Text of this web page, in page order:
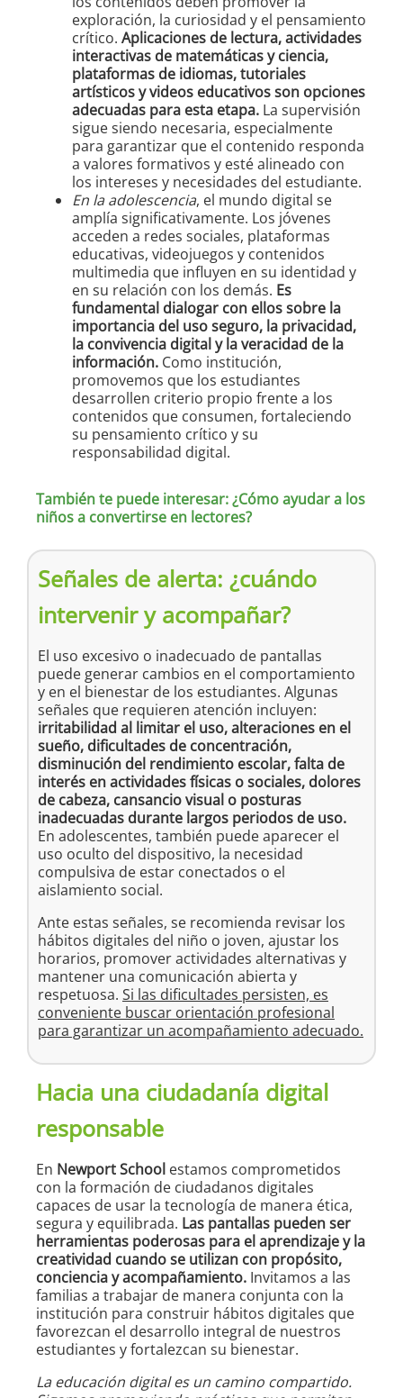
exploración, la curiosidad y el pensamiento
crítico. Aplicaciones de lectura, actividades
interactivas de matemáticas y ciencia,
plataformas de idiomas, tutoriales
artísticos y videos educativos son opciones
adecuadas para esta etapa. La supervisión
sigue siendo necesaria, especialmente
para garantizar que el contenido responda
a valores formativos y esté alineado con
los intereses y necesidades del estudiante.
En la adolescencia, el mundo digital se
amplía significativamente. Los jóvenes
acceden a redes sociales, plataformas
educativas, videojuegos y contenidos
multimedia que influyen en su identidad y
en su relación con los demás. Es
fundamental dialogar con ellos sobre la
importancia del uso seguro, la privacidad,
la convivencia digital y la veracidad de la
información. Como institución,
promovemos que los estudiantes
desarrollen criterio propio frente a los
contenidos que consumen, fortaleciendo
su pensamiento crítico y su
responsabilidad digital.
También te puede interesar: ¿Cómo ayudar a los
niños a convertirse en lectores?
Señales de alerta: ¿cuándo
intervenir y acompañar?
El uso excesivo o inadecuado de pantallas
puede generar cambios en el comportamiento
y en el bienestar de los estudiantes. Algunas
señales que requieren atención incluyen:
irritabilidad al limitar el uso, alteraciones en el
sueño, dificultades de concentración,
disminución del rendimiento escolar, falta de
interés en actividades físicas o sociales, dolores
de cabeza, cansancio visual o posturas
inadecuadas durante largos periodos de uso.
En adolescentes, también puede aparecer el
uso oculto del dispositivo, la necesidad
compulsiva de estar conectados o el
aislamiento social.
Ante estas señales, se recomienda revisar los
hábitos digitales del niño o joven, ajustar los
horarios, promover actividades alternativas y
mantener una comunicación abierta y
respetuosa. Si las dificultades persisten, es
conveniente buscar orientación profesional
para garantizar un acompañamiento adecuado.
Hacia una ciudadanía digital
responsable
En Newport School estamos comprometidos
con la formación de ciudadanos digitales
capaces de usar la tecnología de manera ética,
segura y equilibrada. Las pantallas pueden ser
herramientas poderosas para el aprendizaje y la
creatividad cuando se utilizan con propósito,
conciencia y acompañamiento. Invitamos a las
familias a trabajar de manera conjunta con la
institución para construir hábitos digitales que
favorezcan el desarrollo integral de nuestros
estudiantes y fortalezcan su bienestar.
La educación digital es un camino compartido.